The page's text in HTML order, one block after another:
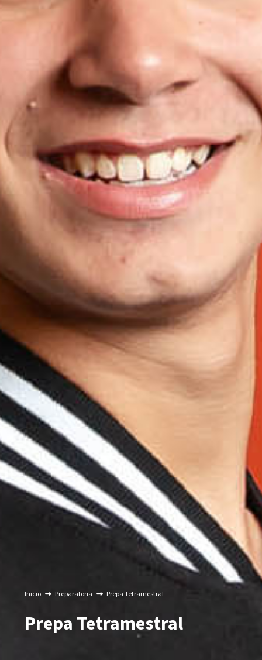
Inicio Preparatoria Prepa Tetramestral
Prepa Tetramestral